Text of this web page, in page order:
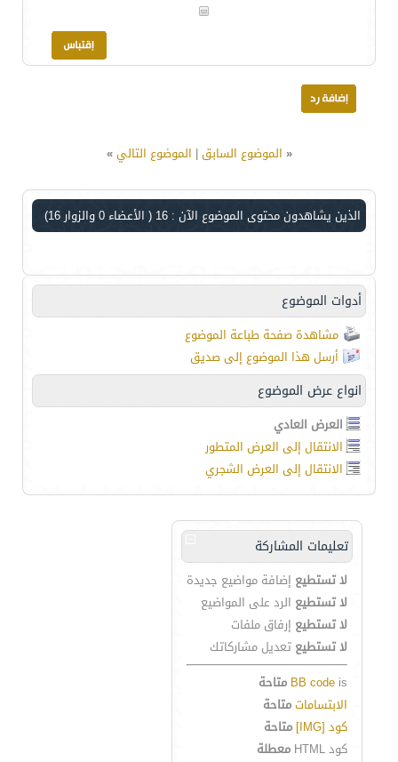
« الموضوع السابق| الموضوع التالي»
الذين يشاهدون محتوى الموضوع الآن : 16 ( الأعضاء 0 والزوار 16)
أدوات الموضوع
مشاهدة صفحة طباعة الموضوع
أرسل هذا الموضوع إلى صديق
انواع عرض الموضوع
العرض العادي
الانتقال إلى العرض المتطور
الانتقال إلى العرض الشجري
تعليمات المشاركة
لا تستطيع إضافة مواضيع جديدة
لا تستطيع الرد على المواضيع
لا تستطيع إرفاق ملفات
لا تستطيع تعديل مشاركاتك
BB code is
متاحة
الابتساماتمتاحة
كود [IMG]
متاحة
كود HTML
معطلة